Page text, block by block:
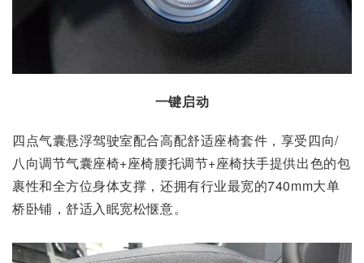
一键启动
四点气囊悬浮驾驶室配合高配舒适座椅套件，享受四向/
八向调节气囊座椅+座椅腰托调节+座椅扶手提供出色的包
裹性和全方位身体支撑，还拥有行业最宽的740mm大单
桥卧铺，舒适入眠宽松惬意。